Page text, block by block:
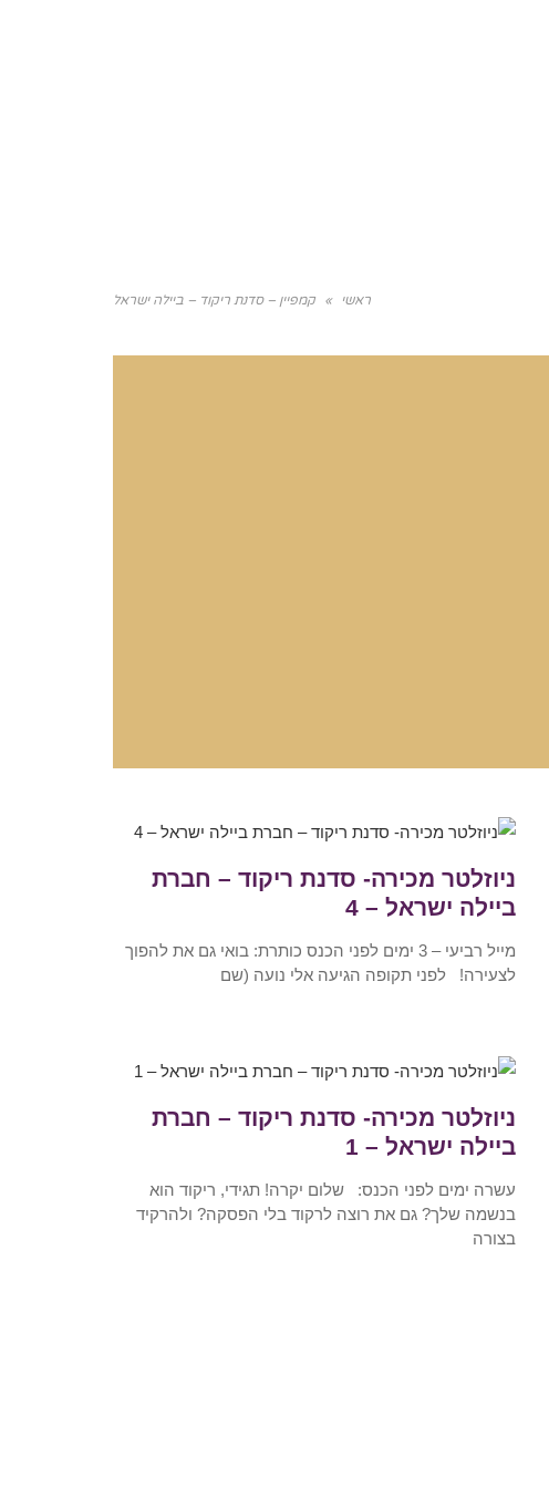
ראשי » קמפיין – סדנת ריקוד – ביילה ישראל
ניוזלטר מכירה- סדנת ריקוד – חברת
ביילה ישראל – 4
מייל רביעי – 3 ימים לפני הכנס כותרת: בואי גם את להפוך
לצעירה! לפני תקופה הגיעה אלי נועה (שם
ניוזלטר מכירה- סדנת ריקוד – חברת
ביילה ישראל – 1
עשרה ימים לפני הכנס: שלום יקרה! תגידי, ריקוד הוא
בנשמה שלך? גם את רוצה לרקוד בלי הפסקה? ולהרקיד
בצורה